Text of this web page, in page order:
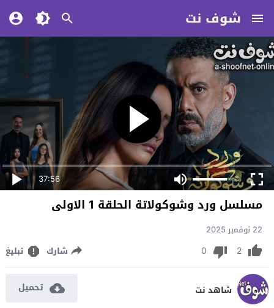
شوف نت
37:56
مسلسل ورد وشوكولاتة الحلقة 1 الاولى
22 نوفمبر 2025
2
0 شارك تبليغ
شاهد نت تحميل